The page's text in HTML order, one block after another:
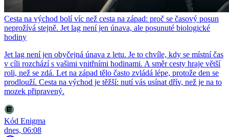
Cesta na východ bolí víc než cesta na západ: proč se časový posun
neprožívá stejně. Jet lag není jen únava, ale posunuté biologické
hodiny
Jet lag není jen obyčejná únava z letu. Je to chvíle, kdy se místní čas
v cíli rozchází s vašimi vnitřními hodinami. A směr cesty hraje větší
roli, než se zdá. Let na západ tělo často zvládá lépe, protože den se
prodlouží. Cesta na východ je těžší: nutí vás usínat dřív, než je na to
mozek připravený.
Kód Enigma
dnes, 06:08